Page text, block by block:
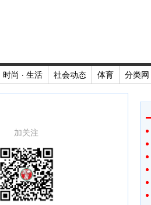
时尚 · 生活 社会动态 体育 分类网
加关注